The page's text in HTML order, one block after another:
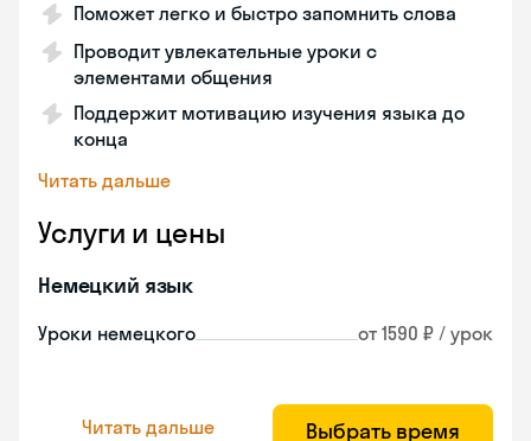
Поможет легко и быстро запомнить слова
Проводит увлекательные уроки с
элементами общения
Поддержит мотивацию изучения языка до
конца
Читать дальше
Услуги и цены
Немецкий язык
Уроки немецкого от 1590 ₽ / урок
Читать дальше Выбрать время